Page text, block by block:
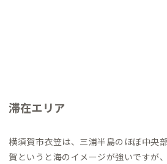
滞在エリア
横須賀市衣笠は、三浦半島のほぼ中央
賀というと海のイメージが強いですが